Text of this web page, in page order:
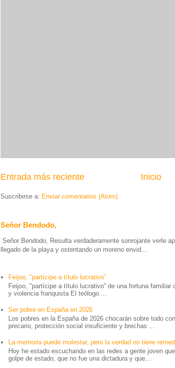
Entrada más reciente Inicio
Suscribirse a: Enviar comentarios (Atom)
Señor Bendodo,
Señor Bendodo, Resulta verdaderamente sonrojante verle
llegado de la playa y ostentando un moreno envid...
Feijoo, "partícipe a título lucrativo”
Feijoo, "partícipe a título lucrativo” de una fortuna familiar
y violencia franquista El teólogo ...
Ser pobre en España en 2026
Los pobres en la España de 2026 chocarán sobre todo
precario, protección social insuficiente y brechas ...
La memoria puede molestar, pero la verdad no tiene
Hoy he estado escuchando en las redes a gente joven
golpe de estado, que no fue una dictadura y que...